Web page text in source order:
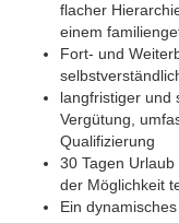
flacher
einem
Fort- und
langfristiger und
Vergütung,
Qualifizierung
30 Tagen
der Möglichkeit
Ein